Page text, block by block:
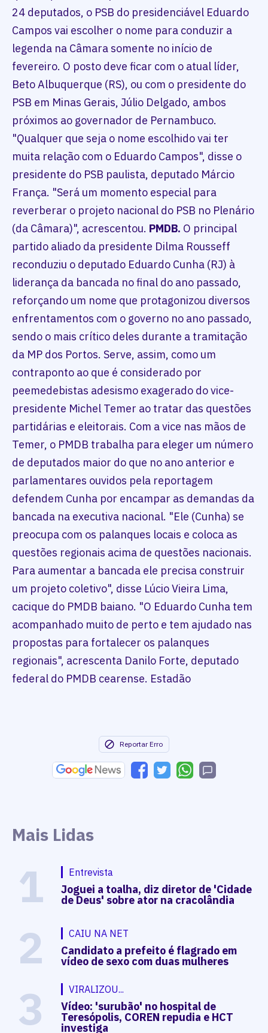
24 deputados, o PSB do presidenciável Eduardo
Campos vai escolher o nome para conduzir a
legenda na Câmara somente no início de
fevereiro. O posto deve ficar com o atual líder,
Beto Albuquerque (RS), ou com o presidente do
PSB em Minas Gerais, Júlio Delgado, ambos
próximos ao governador de Pernambuco.
"Qualquer que seja o nome escolhido vai ter
muita relação com o Eduardo Campos", disse o
presidente do PSB paulista, deputado Márcio
França. "Será um momento especial para
reverberar o projeto nacional do PSB no Plenário
(da Câmara)", acrescentou. PMDB. O principal
partido aliado da presidente Dilma Rousseff
reconduziu o deputado Eduardo Cunha (RJ) à
liderança da bancada no final do ano passado,
reforçando um nome que protagonizou diversos
enfrentamentos com o governo no ano passado,
sendo o mais crítico deles durante a tramitação
da MP dos Portos. Serve, assim, como um
contraponto ao que é considerado por
peemedebistas adesismo exagerado do vice-
presidente Michel Temer ao tratar das questões
partidárias e eleitorais. Com a vice nas mãos de
Temer, o PMDB trabalha para eleger um número
de deputados maior do que no ano anterior e
parlamentares ouvidos pela reportagem
defendem Cunha por encampar as demandas da
bancada na executiva nacional. "Ele (Cunha) se
preocupa com os palanques locais e coloca as
questões regionais acima de questões nacionais.
Para aumentar a bancada ele precisa construir
um projeto coletivo", disse Lúcio Vieira Lima,
cacique do PMDB baiano. "O Eduardo Cunha tem
acompanhado muito de perto e tem ajudado nas
propostas para fortalecer os palanques
regionais", acrescenta Danilo Forte, deputado
federal do PMDB cearense. Estadão
Reportar Erro
Mais Lidas
1 Entrevista
Joguei a toalha, diz diretor de 'Cidade
de Deus' sobre ator na cracolândia
2 CAIU NA NET
Candidato a prefeito é flagrado em
vídeo de sexo com duas mulheres
3 VIRALIZOU...
Vídeo: 'surubão' no hospital de
Teresópolis, COREN repudia e HCT
investiga